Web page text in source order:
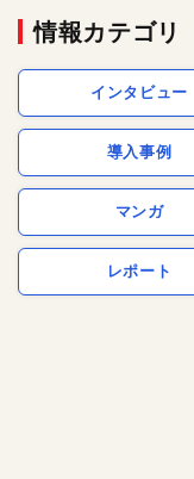
情報カテゴリ
インタビュー
導入事例
マンガ
レポート